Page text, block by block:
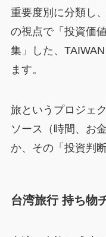
重要度別に分類し
の視点で「投資価
集」した、
ます。
旅というプロジェ
ソース（時間、お
か、その「投資判
台湾旅行 持ち物